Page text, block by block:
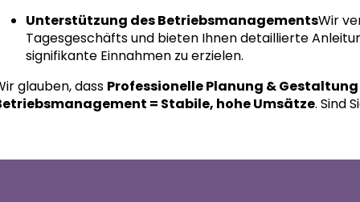
Unterstützung des BetriebsmanagementsWir
Tagesgeschäfts und bieten Ihnen detaillierte
signifikante Einnahmen zu erzielen.
glauben, dass Professionelle Planung &
= Stabile, hohe Umsätze. Sind